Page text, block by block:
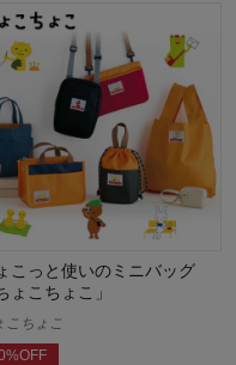
こっと使いのミニバッグ
ょこちょこ」
こちょこ